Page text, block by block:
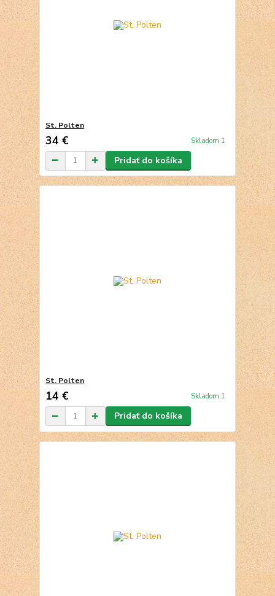
St. Polten
34 € Skladom 1
Pridať do košíka
St. Polten
14 € Skladom 1
Pridať do košíka